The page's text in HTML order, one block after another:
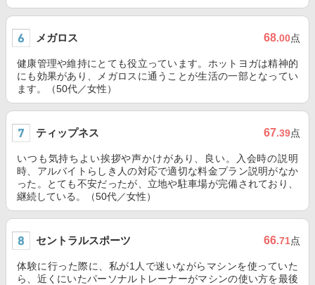
メガロス 68.00点
健康管理や維持にとても役立っています。ホットヨガは精神的
にも効果があり、メガロスに通うことが生活の一部となってい
ます。（50代／女性）
ティップネス 67.39点
いつも気持ちよい挨拶や声かけがあり、良い。入会時の説明
時、アルバイトらしき人の対応で適切な料金プラン説明がなか
った。とても不安だったが、立地や駐車場が完備されており、
継続している。（50代／女性）
セントラルスポーツ 66.71点
体験に行った際に、私が1人で迷いながらマシンを使っていた
ら、近くにいたパーソナルトレーナーがマシンの使い方を最後